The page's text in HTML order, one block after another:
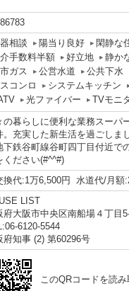
相談 陽当り良好
閑静な
手数料半額
好立地
静か
ガス
公営水道
公共下水
コンロ
システムキッチン
光ファイバー TVモニ
の暮らしに便利な業務スーパ
。充実した新生活を過ごしま
下鉄谷町線谷町四丁目付近で
ください(#^^#)
換代:1万6,500円 水道代/月額
LIST
府大阪市中央区南船場４丁目
6120-5544
府知事 (2) 第60296号
このQRコードを読